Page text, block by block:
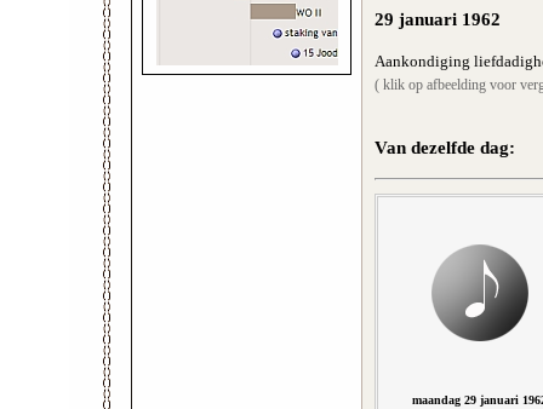
29 januari 1962
Aankondiging
( klik op afbeelding voor
Van dezelfde dag:
maandag 29 januari